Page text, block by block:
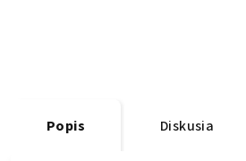
Popis Diskusia